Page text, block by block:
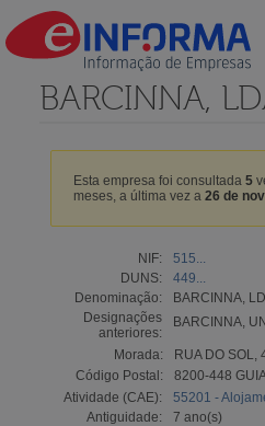
BARCINNA,
Esta empresa foi consultada 5
meses, a última vez a 26 de
NIF:
515...
DUNS:
449...
Denominação:
BARCINNA,
Designações
anteriores:
BARCINNA,
Morada:
RUA DO SOL,
Código Postal:
8200-448
Atividade (CAE):
55201 -
Antiguidade:
7 ano(s)